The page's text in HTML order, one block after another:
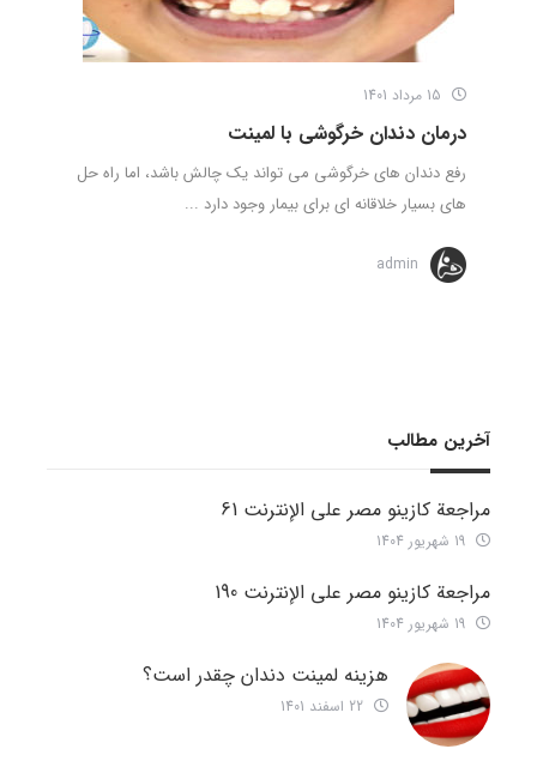
درمان دندان خرگوشی با لمینت
رفع دندان های خرگوشی می تواند یک چالش باشد، اما راه حل
های بسیار خلاقانه ای برای بیمار وجود دارد ...
admin
آخرین مطالب
مراجعة كازينو مصر على الإنترنت 61
مراجعة كازينو مصر على الإنترنت 190
هزینه لمینت دندان چقدر است؟